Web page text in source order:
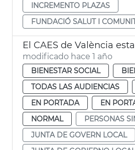
INCREMENTO PLAZAS
FUNDACIÓ SALUT I
modificado hace 1 año
BIENESTAR SOCIAL
TODAS LAS AUDIENCIAS
EN PORTADA
EN
NORMAL
PERSONAS
JUNTA DE GOVERN LOCAL